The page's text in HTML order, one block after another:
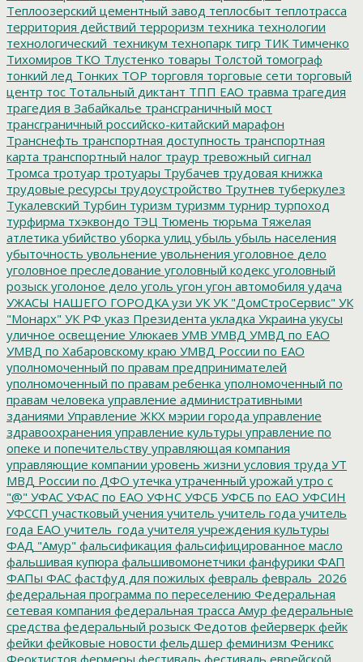
Теплоозерский цементный завод теплосбыт теплотрасса
территория действий терроризм техника технологии
технологический_техникум технопарк тигр ТИК Тимченко
Тихомиров ТКО Тлустенко товары Толстой томограф
тонкий лед Тонких ТОР торговля торговые сети торговый
центр тос Тотальный диктант ТПП ЕАО травма трагедия
трагедия в Забайкалье трансграничный мост
трансграничный российско-китайский марафон
Транснефть транспортная доступность транспортная
карта транспортный налог траур тревожный сигнал
Тромса тротуар тротуары Трубачев трудовая книжка
трудовые ресурсы трудоустройство Трутнев туберкулез
Тукалевский Турбин туризм туризмм турнир турпоход
турфирма тхэквондо ТЭЦ Тюмень тюрьма Тяжелая
атлетика убийство уборка улиц убыль убыль населения
убыточность увольнение увольнения уголовное дело
уголовное преследование уголовный кодекс уголовный
розыск уголоное дело уголь угон угон автомобиля удача
УЖАСЫ НАШЕГО ГОРОДКА узи УК УК "ДомСтроСервис" УК
"Монарх" УК РФ указ Президента укладка Украина укусы
уличное освещение Улюкаев УМВ УМВД УМВД по ЕАО
УМВД по Хабаровскому краю УМВД России по ЕАО
уполномоченный по правам предпринимателей
уполномоченный по правам ребенка уполномоченный по
правам человека управление административными
зданиями Управление ЖКХ мэрии города управление
здравоохранения управление культуры управление по
опеке и попечительству управляющая компания
управляющие компании уровень жизни условия труда УТ
МВД России по ДФО утечка утраченный урожай утро с
"@" УФАС УФАС по ЕАО УФНС УФСБ УФСБ по ЕАО УФСИН
УФССП участковый учения учитель учитель года учитель
года ЕАО учитель_года учителя учреждения культуры
ФАД "Амур" фальсификация фальсифицированное масло
фальшивая купюра фальшивомонетчики фанфурики ФАП
ФАПы ФАС фастфуд для пожилых февраль февраль_2026
федеральная программа по переселению Федеральная
сетевая компания федеральная трасса Амур федеральные
средства федеральный розыск Федотов фейерверк фейк
фейки фейковые новости фельдшер феминизм Феникс
Феоктистов фермеры фестиваль фестиваль еврейской